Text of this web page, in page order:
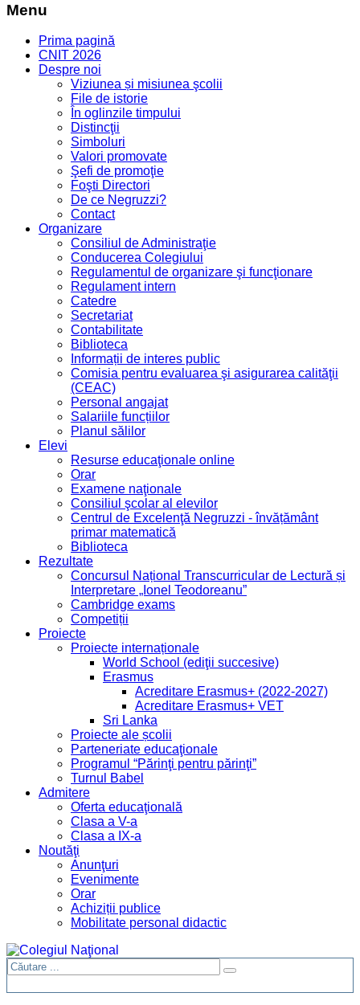
Menu
Prima pagină
CNIT 2026
Despre noi
Viziunea și misiunea şcolii
File de istorie
În oglinzile timpului
Distincţii
Simboluri
Valori promovate
Şefi de promoţie
Foşti Directori
De ce Negruzzi?
Contact
Organizare
Consiliul de Administraţie
Conducerea Colegiului
Regulamentul de organizare şi funcţionare
Regulament intern
Catedre
Secretariat
Contabilitate
Biblioteca
Informații de interes public
Comisia pentru evaluarea şi asigurarea calităţii
(CEAC)
Personal angajat
Salariile funcțiilor
Planul sălilor
Elevi
Resurse educaţionale online
Orar
Examene naţionale
Consiliul şcolar al elevilor
Centrul de Excelenţă Negruzzi - învățământ
primar matematică
Biblioteca
Rezultate
Concursul Național Transcurricular de Lectură și
Interpretare „Ionel Teodoreanu”
Cambridge exams
Competiții
Proiecte
Proiecte internaționale
World School (ediţii succesive)
Erasmus
Acreditare Erasmus+ (2022-2027)
Acreditare Erasmus+ VET
Sri Lanka
Proiecte ale școlii
Parteneriate educaţionale
Programul “Părinţi pentru părinţi”
Turnul Babel
Admitere
Oferta educaţională
Clasa a V-a
Clasa a IX-a
Noutăţi
Anunţuri
Evenimente
Orar
Achiziții publice
Mobilitate personal didactic